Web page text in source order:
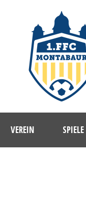
VEREIN SPIELE